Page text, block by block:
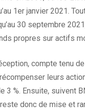
1er janvier 2021.
30 septembre
propres sur actifs
compte tenu
leurs
%. Ensuite, suivent
donc de mise et